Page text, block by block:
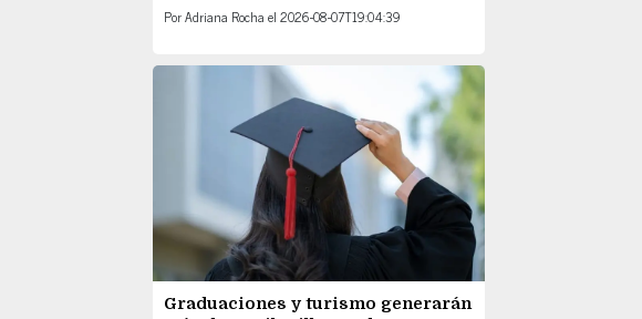
PorAdriana Rocha el 2026-08-07T19:04:39
Graduaciones y turismo generarán